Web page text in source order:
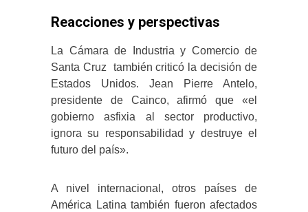
Reacciones y perspectivas
La Cámara de Industria y Comercio de
Santa Cruz también criticó la decisión de
Estados Unidos.
Jean Pierre Antelo,
presidente de Cainco, afirmó que «el
gobierno asfixia al sector productivo,
ignora su responsabilidad y destruye el
futuro del país».
A nivel internacional, otros países de
América Latina también fueron afectados